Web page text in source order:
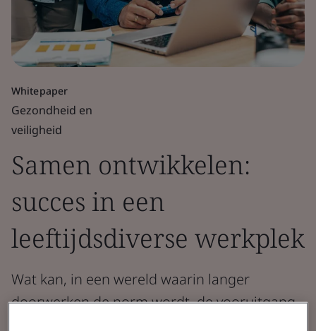
Whitepaper
Gezondheid en
veiligheid
Samen ontwikkelen:
succes in een
leeftijdsdiverse werkplek
Wat kan, in een wereld waarin langer
doorwerken de norm wordt, de vooruitgang